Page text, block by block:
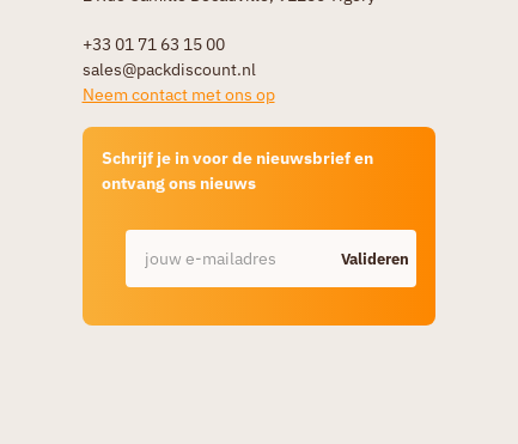
+33 01 71 63 15 00
sales@packdiscount.nl
Neem contact met ons op
Schrijf je in voor de nieuwsbrief en
ontvang ons nieuws
Valideren